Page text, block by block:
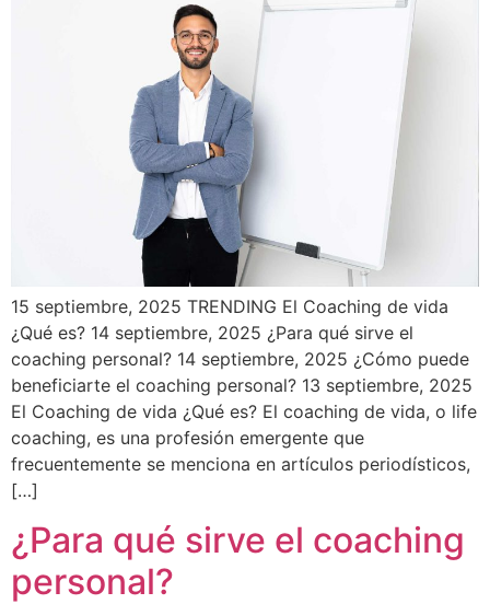
15 septiembre, 2025 TRENDING El Coaching de vida
¿Qué es? 14 septiembre, 2025 ¿Para qué sirve el
coaching personal? 14 septiembre, 2025 ¿Cómo puede
beneficiarte el coaching personal? 13 septiembre, 2025
El Coaching de vida ¿Qué es? El coaching de vida, o life
coaching, es una profesión emergente que
frecuentemente se menciona en artículos periodísticos,
[…]
¿Para qué sirve el coaching
personal?